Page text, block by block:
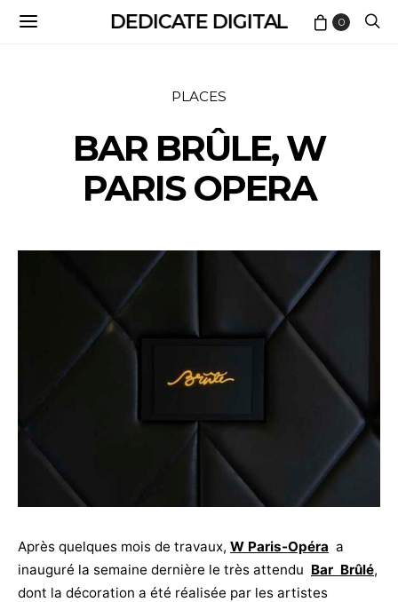
DEDICATE DIGITAL 0
PLACES
BAR BRÛLE, W
PARIS OPERA
Après quelques mois de travaux, W Paris-Opéra a
inauguré la semaine dernière le très attendu Bar Brûlé,
dont la décoration a été réalisée par les artistes